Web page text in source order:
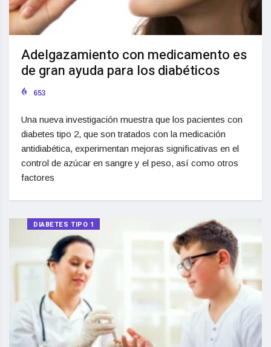
Adelgazamiento con medicamento es
de gran ayuda para los diabéticos
653
Una nueva investigación muestra que los pacientes con
diabetes tipo 2, que son tratados con la medicación
antidiabética, experimentan mejoras significativas en el
control de azúcar en sangre y el peso, así como otros
factores
DIABETES TIPO 1